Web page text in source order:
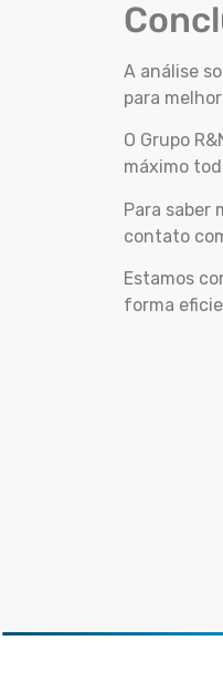
A análise
para
O Grupo
máximo
Para saber
contato
Estamos
forma